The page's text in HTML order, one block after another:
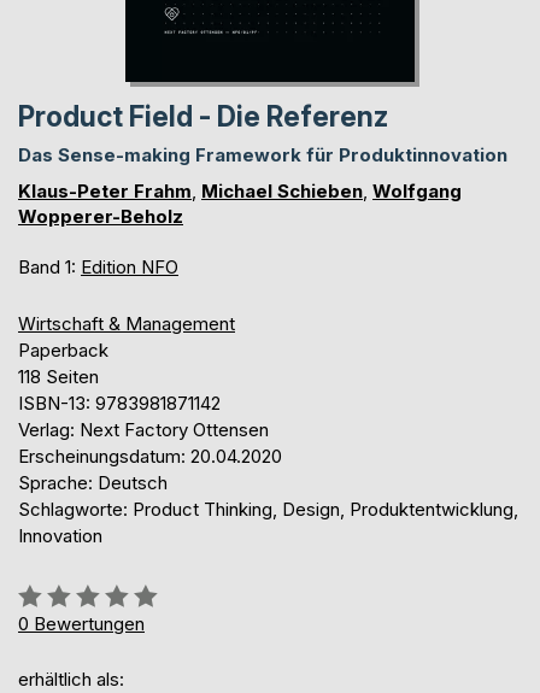
Product Field - Die Referenz
Das Sense-making Framework für Produktinnovation
Klaus-Peter Frahm, Michael Schieben, Wolfgang
Wopperer-Beholz
Band 1: Edition NFO
Wirtschaft & Management
Paperback
118 Seiten
ISBN-13: 9783981871142
Verlag: Next Factory Ottensen
Erscheinungsdatum: 20.04.2020
Sprache: Deutsch
Schlagworte: Product Thinking, Design, Produktentwicklung,
Innovation
Bewertung::
0%
0 Bewertungen
erhältlich als: